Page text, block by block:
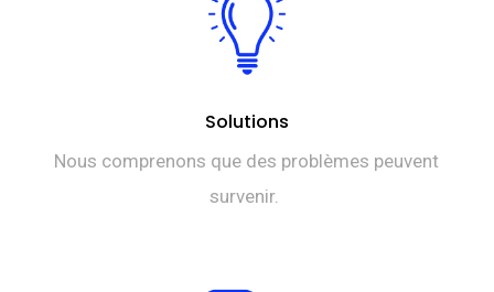
Solutions
Nous comprenons que des problèmes peuvent
survenir.